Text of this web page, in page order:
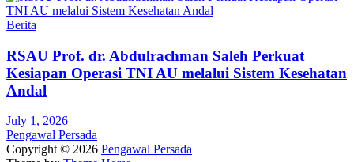
Berita
RSAU Prof. dr. Abdulrachman Saleh Perkuat
Kesiapan Operasi TNI AU melalui Sistem Kesehatan
Andal
July 1, 2026
Pengawal Persada
Copyright © 2026 Pengawal Persada